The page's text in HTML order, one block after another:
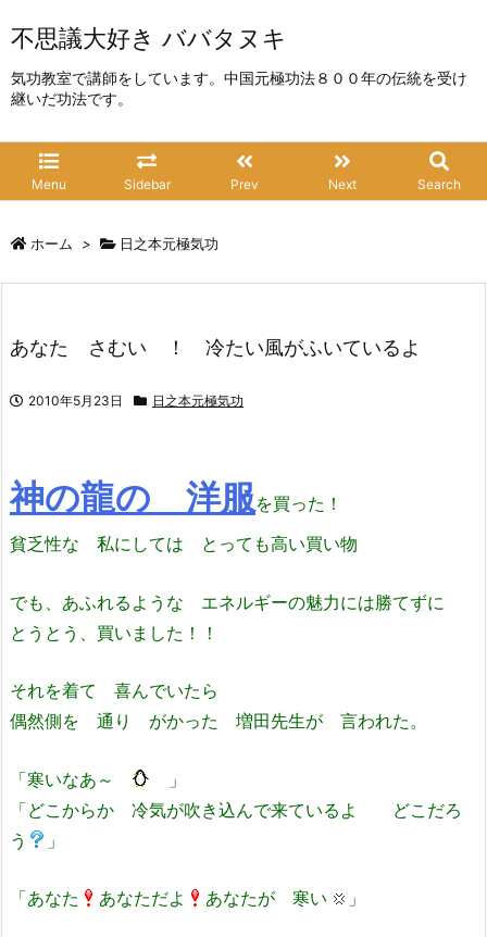
不思議大好き ババタヌキ
気功教室で講師をしています。中国元極功法８００年の伝統を受け
継いだ功法です。
Menu Sidebar Prev Next Search
ホーム > 日之本元極気功
あなた さむい ！ 冷たい風がふいているよ
2010年5月23日 日之本元極気功
神の龍の 洋服を買った！
貧乏性な 私にしては とっても高い買い物
でも、あふれるような エネルギーの魅力には勝てずに
とうとう、買いました！！
それを着て 喜んでいたら
偶然側を 通り がかった 増田先生が 言われた。
「寒いなあ～
」
「どこからか 冷気が吹き込んで来ているよ どこだろ
う
」
「あなた あなただよ あなたが 寒い 」